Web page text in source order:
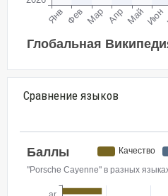
Сравнение языков